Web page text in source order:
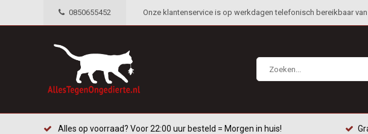
0850655452 Onze klantenservice is op werkdagen telefonisch bereikbaar van
Alles op voorraad? Voor 22:00 uur besteld = Morgen in huis!